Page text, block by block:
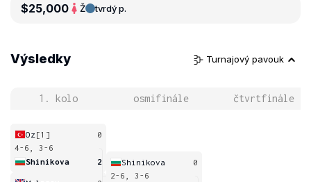
$25,000 Ž tvrdý p.
Výsledky Turnajový pavouk
1. kolo osmifinále čtvrtfinále
Oz [1]
0
4-6, 3-6
Shinikova
2 Shinikova
0
2-6, 3-6